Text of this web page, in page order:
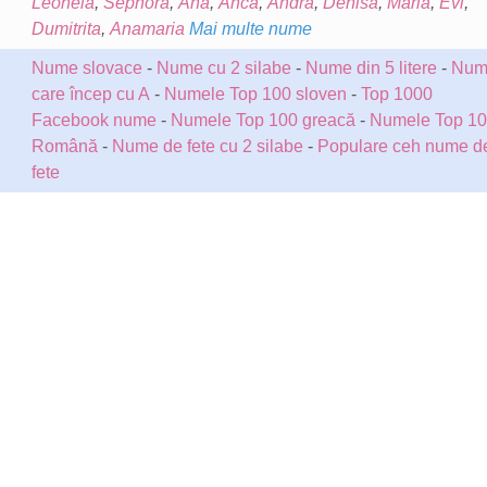
Dumitrita, Anamaria Mai multe nume
Nume slovace - Nume cu 2 silabe - Nume din 5 litere -
care încep cu A - Numele Top 100 sloven - Top 1000
Facebook nume - Numele Top 100 greacă - Numele Top
Română - Nume de fete cu 2 silabe - Populare ceh nume
fete